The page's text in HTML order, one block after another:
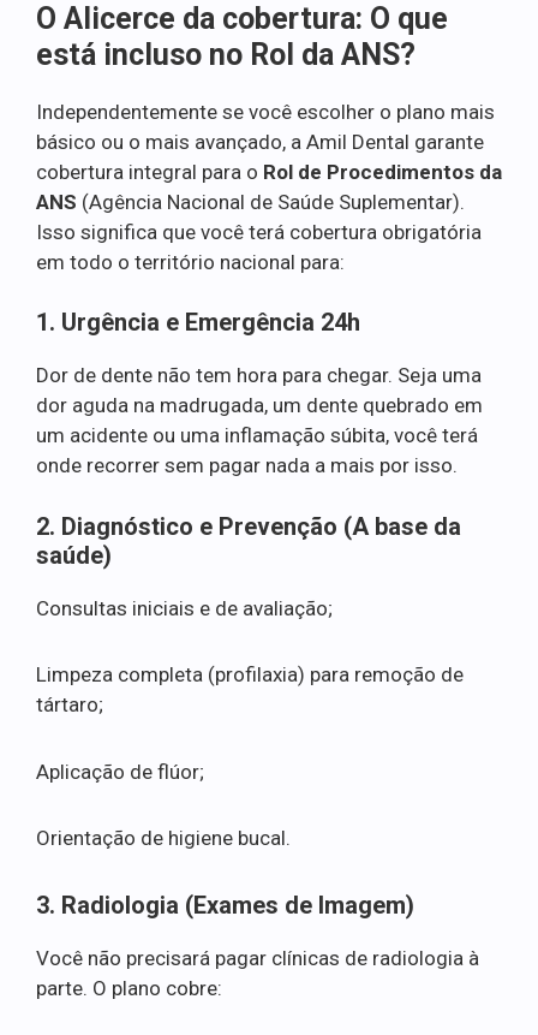
O Alicerce da cobertura: O que
está incluso no Rol da ANS?
Independentemente se você escolher o plano mais
básico ou o mais avançado, a Amil Dental garante
cobertura integral para o Rol de Procedimentos da
ANS (Agência Nacional de Saúde Suplementar).
Isso significa que você terá cobertura obrigatória
em todo o território nacional para:
1. Urgência e Emergência 24h
Dor de dente não tem hora para chegar. Seja uma
dor aguda na madrugada, um dente quebrado em
um acidente ou uma inflamação súbita, você terá
onde recorrer sem pagar nada a mais por isso.
2. Diagnóstico e Prevenção (A base da
saúde)
Consultas iniciais e de avaliação;
Limpeza completa (profilaxia) para remoção de
tártaro;
Aplicação de flúor;
Orientação de higiene bucal.
3. Radiologia (Exames de Imagem)
Você não precisará pagar clínicas de radiologia à
parte. O plano cobre: